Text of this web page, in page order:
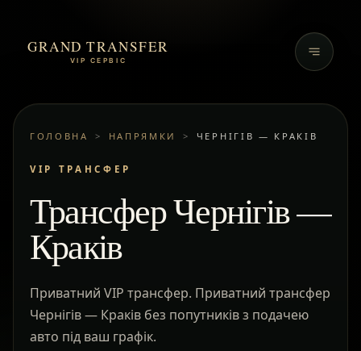
GRAND TRANSFER
VIP СЕРВІС
ГОЛОВНА > НАПРЯМКИ > ЧЕРНІГІВ — КРАКІВ
VIP ТРАНСФЕР
Трансфер Чернігів —
Краків
Приватний VIP трансфер. Приватний трансфер
Чернігів — Краків без попутників з подачею
авто під ваш графік.